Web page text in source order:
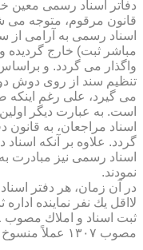
دفاتر اسناد رسمی معین
قانون مرقوم، متوجه می
اسناد رسمی به آرامی از
مباشر ثبت) خارج گردیده
واگذار می گردد. و
تنظیم سند از روی دوش
می گیرد، علی رغم اینكه
است. به عبارت دیگر
گردد. علاوه بر آنكه
اسناد رسمی نیز مبادرت
نمودند.
در آن زمان، هر دفتر
لااقل یك نفر نماینده
مصوب ۱۳۰۷ عملاً منسوخ می گردد .